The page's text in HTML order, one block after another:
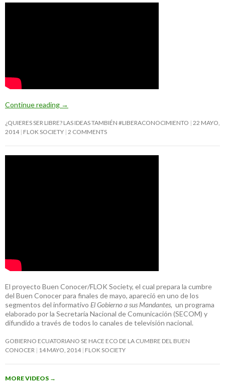
Continue reading →
¿QUIERES SER LIBRE? LAS IDEAS TAMBIÉN #LIBERACONOCIMIENTO 22 MAYO,
2014 FLOK SOCIETY 2 COMMENTS
El proyecto Buen Conocer/FLOK Society, el cual prepara la cumbre
del Buen Conocer para finales de mayo, apareció en uno de los
segmentos del informativo El Gobierno a sus Mandantes, un programa
elaborado por la Secretaría Nacional de Comunicación (SECOM) y
difundido a través de todos lo canales de televisión nacional.
GOBIERNO ECUATORIANO SE HACE ECO DE LA CUMBRE DEL BUEN
CONOCER
14 MAYO, 2014 FLOK SOCIETY
MORE VIDEOS →